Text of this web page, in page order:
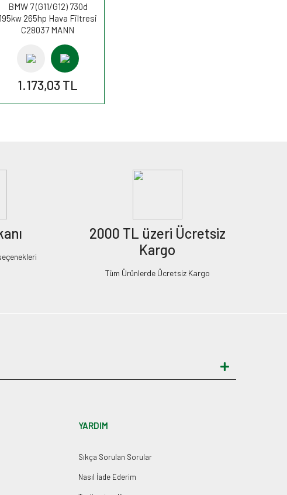
BMW 7 (G11/G12) 730d
195kw 265hp Hava Filtresi
C28037 MANN
1.173,03 TL
2000 TL üzeri Ücretsiz
Kargo
Tüm Ürünlerde Ücretsiz Kargo
YARDIM
Sıkça Sorulan Sorular
Nasıl İade Ederim